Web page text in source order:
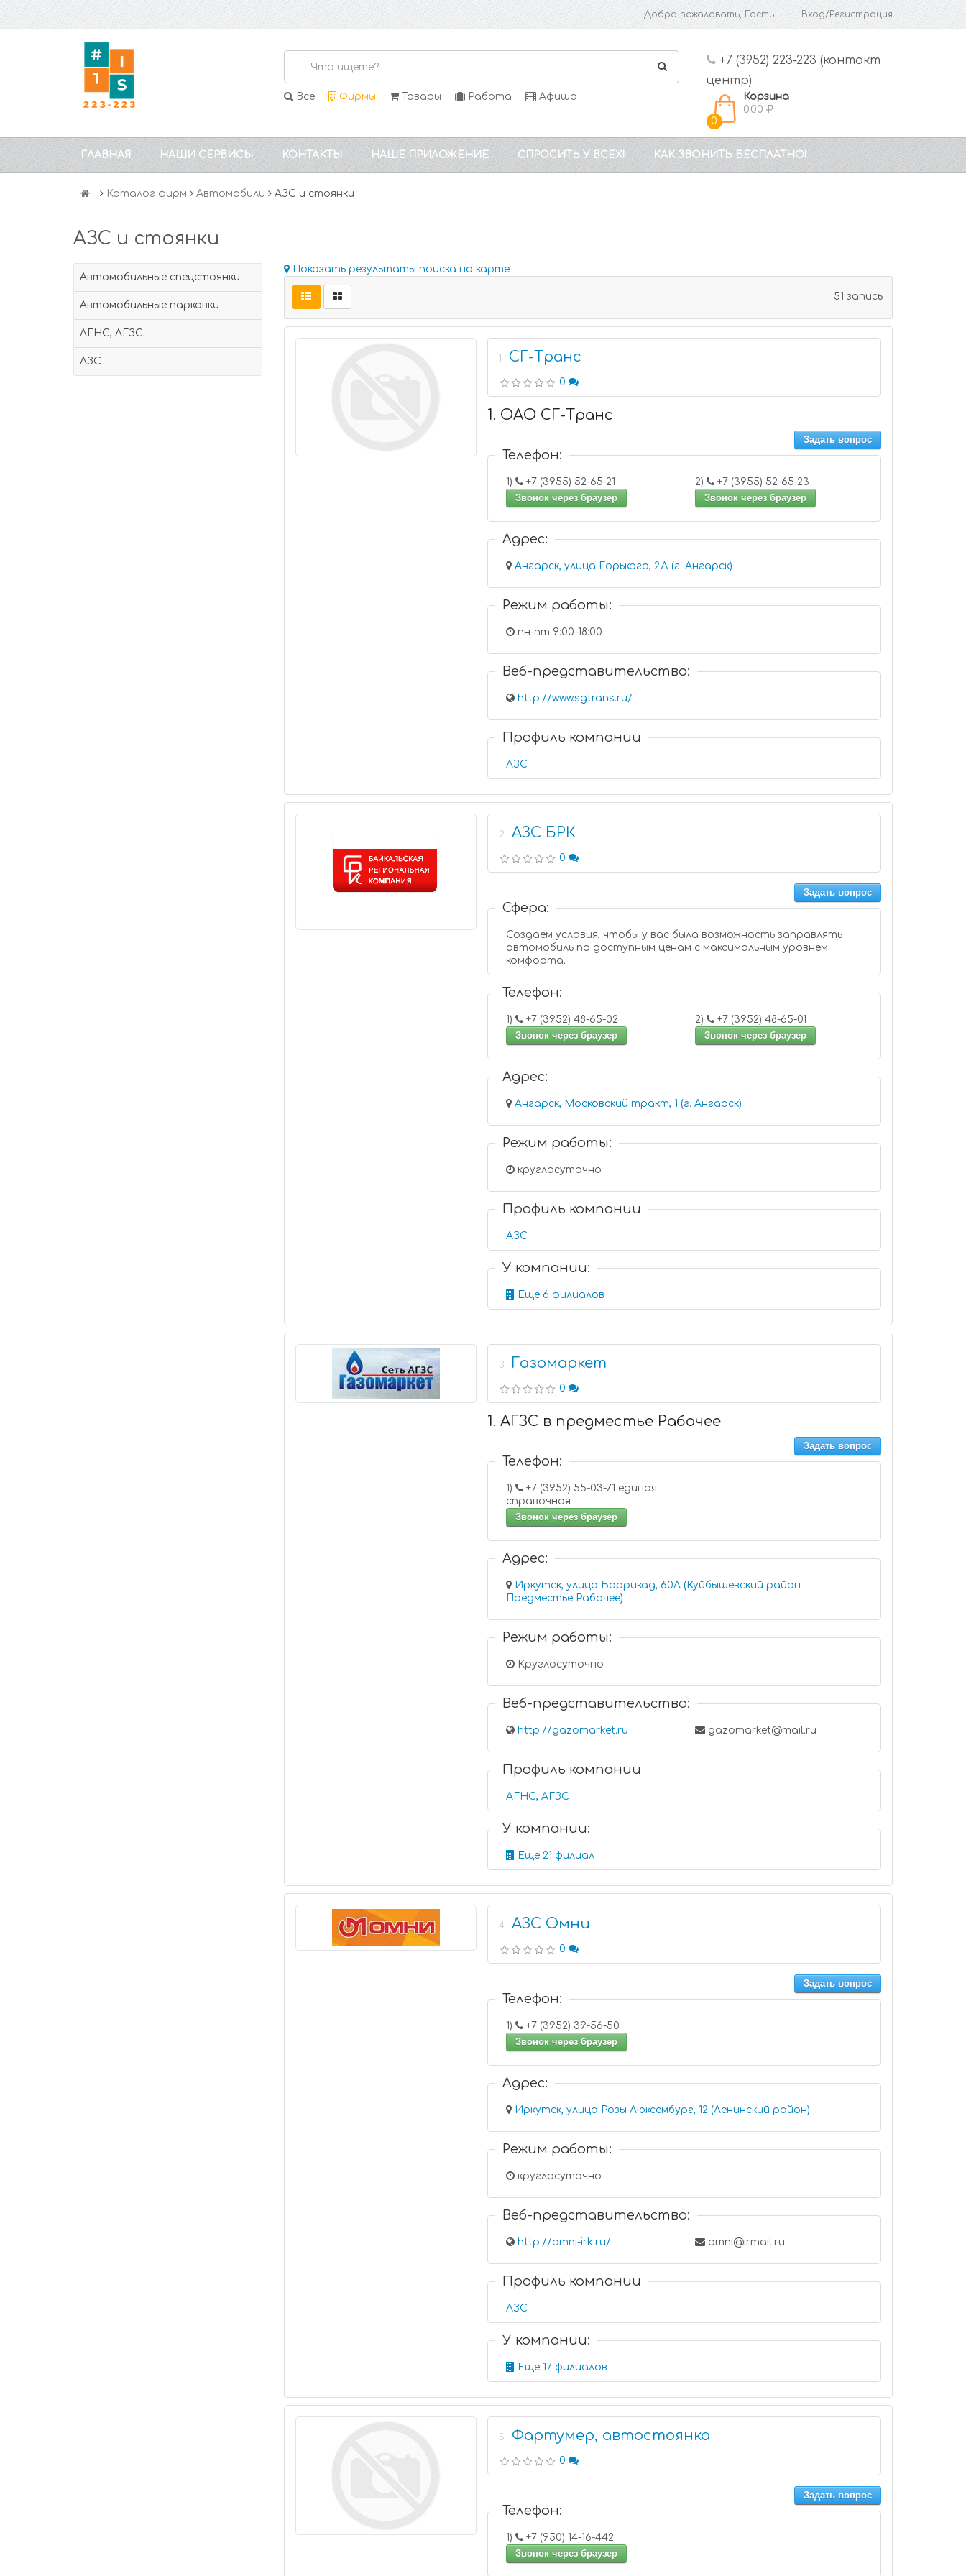
Добро пожаловать, Гость Вход/Регистрация
Все Фирмы Товары Работа Афиша
+7 (3952) 223-223 (контакт
центр)
0
Корзина
0.00
ГЛАВНАЯ НАШИ СЕРВИСЫ КОНТАКТЫ НАШЕ ПРИЛОЖЕНИЕ СПРОСИТЬ У ВСЕХ! КАК ЗВОНИТЬ БЕСПЛАТНО!
Каталог фирм Автомобили АЗС и стоянки
АЗС и стоянки
Автомобильные спецстоянки
Автомобильные парковки
АГНС, АГЗС
АЗС
Показать результаты поиска на карте
51 запись
1 СГ-Транс
0
1. ОАО СГ-Транс
Задать вопрос
Телефон:
1)
+7 (3955) 52-65-21
Звонок через браузер
2)
+7 (3955) 52-65-23
Звонок через браузер
Адрес:
Ангарск, улица Горького, 2Д (г. Ангарск)
Режим работы:
пн-пт 9:00-18:00
Веб-представительство:
http://www.sgtrans.ru/
Профиль компании
АЗС
2 АЗС БРК
0
Задать вопрос
Сфера:
Создаем условия, чтобы у вас была возможность заправлять
автомобиль по доступным ценам с максимальным уровнем
комфорта.
Телефон:
1)
+7 (3952) 48-65-02
Звонок через браузер
2)
+7 (3952) 48-65-01
Звонок через браузер
Адрес:
Ангарск, Московский тракт, 1 (г. Ангарск)
Режим работы:
круглосуточно
Профиль компании
АЗС
У компании:
Еще 6 филиалов
3 Газомаркет
0
1. АГЗС в предместье Рабочее
Задать вопрос
Телефон:
1)
+7 (3952) 55-03-71 единая
справочная
Звонок через браузер
Адрес:
Иркутск, улица Баррикад, 60А (Куйбышевский район
Предместье Рабочее)
Режим работы:
Круглосуточно
Веб-представительство:
http://gazomarket.ru gazomarket@mail.ru
Профиль компании
АГНС, АГЗС
У компании:
Еще 21 филиал
4 АЗС Омни
0
Задать вопрос
Телефон:
1)
+7 (3952) 39-56-50
Звонок через браузер
Адрес:
Иркутск, улица Розы Люксембург, 12 (Ленинский район)
Режим работы:
круглосуточно
Веб-представительство:
http://omni-irk.ru/ omni@irmail.ru
Профиль компании
АЗС
У компании:
Еще 17 филиалов
5 Фартумер, автостоянка
0
Задать вопрос
Телефон:
1)
+7 (950) 14-16-442
Звонок через браузер